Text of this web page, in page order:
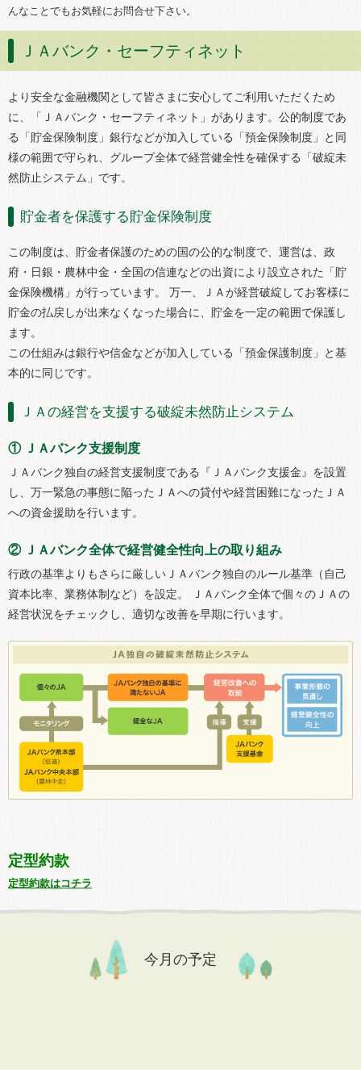
んなことでもお気軽にお問合せ下さい。
ＪＡバンク・セーフティネット
より安全な金融機関として皆さまに安心してご利用いただくため
に、「ＪＡバンク・セーフティネット」があります。公的制度であ
る「貯金保険制度」銀行などが加入している「預金保険制度」と同
様の範囲で守られ、グループ全体で経営健全性を確保する「破綻未
然防止システム」です。
貯金者を保護する貯金保険制度
この制度は、貯金者保護のための国の公的な制度で、運営は、政
府・日銀・農林中金・全国の信連などの出資により設立された「貯
金保険機構」が行っています。 万一、ＪＡが経営破綻してお客様に
貯金の払戻しが出来なくなった場合に、貯金を一定の範囲で保護し
ます。
この仕組みは銀行や信金などが加入している「預金保護制度」と基
本的に同じです。
ＪＡの経営を支援する破綻未然防止システム
① ＪＡバンク支援制度
ＪＡバンク独自の経営支援制度である『ＪＡバンク支援金』を設置
し、万一緊急の事態に陥ったＪＡへの貸付や経営困難になったＪＡ
への資金援助を行います。
② ＪＡバンク全体で経営健全性向上の取り組み
行政の基準よりもさらに厳しいＪＡバンク独自のルール基準（自己
資本比率、業務体制など）を設定。 ＪＡバンク全体で個々のＪＡの
経営状況をチェックし、適切な改善を早期に行います。
定型約款
定型約款はコチラ
今月の予定